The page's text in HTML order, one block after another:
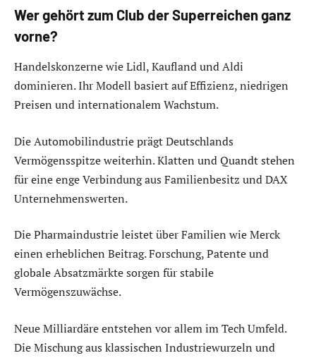
Wer gehört zum Club der Superreichen ganz
vorne?
Handelskonzerne wie Lidl, Kaufland und Aldi
dominieren. Ihr Modell basiert auf Effizienz, niedrigen
Preisen und internationalem Wachstum.
Die Automobilindustrie prägt Deutschlands
Vermögensspitze weiterhin. Klatten und Quandt stehen
für eine enge Verbindung aus Familienbesitz und DAX
Unternehmenswerten.
Die Pharmaindustrie leistet über Familien wie Merck
einen erheblichen Beitrag. Forschung, Patente und
globale Absatzmärkte sorgen für stabile
Vermögenszuwächse.
Neue Milliardäre entstehen vor allem im Tech Umfeld.
Die Mischung aus klassischen Industriewurzeln und